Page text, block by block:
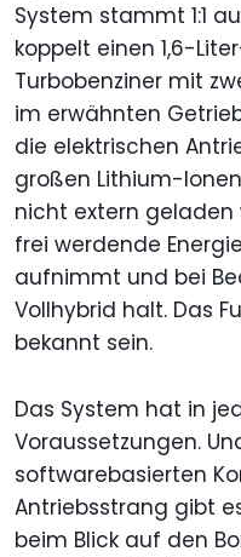
System stammt 1:1
koppelt einen 1,6-
Turbobenziner mit
im erwähnten
die elektrischen
großen Lithium-
nicht extern geladen
frei werdende
aufnimmt und bei
Vollhybrid halt. Das
bekannt sein.
Das System hat in
Voraussetzungen.
softwarebasierten
Antriebsstrang gibt
beim Blick auf den